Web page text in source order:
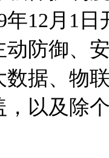
年12月1
动防御、
据、物
以及除